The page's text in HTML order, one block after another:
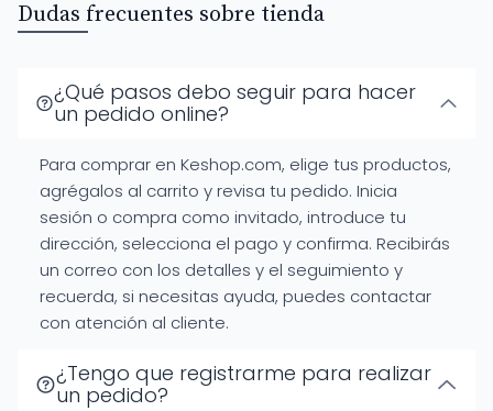
Dudas frecuentes sobre tienda
¿Qué pasos debo seguir para hacer
un pedido online?
Para comprar en Keshop.com, elige tus productos,
agrégalos al carrito y revisa tu pedido. Inicia
sesión o compra como invitado, introduce tu
dirección, selecciona el pago y confirma. Recibirás
un correo con los detalles y el seguimiento y
recuerda, si necesitas ayuda, puedes contactar
con atención al cliente.
¿Tengo que registrarme para realizar
un pedido?